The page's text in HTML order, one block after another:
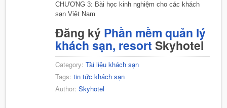
CHƯƠNG 3: Bài học kinh nghiệm cho các khách
sạn Việt Nam
Đăng ký Phần mềm quản lý
khách sạn, resort Skyhotel
Category: Tài liệu khách sạn
Tags: tin tức khách sạn
Author: Skyhotel